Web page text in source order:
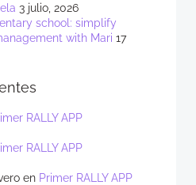
3 julio, 2026
school: simplify
with Mari 17
RALLY APP
RALLY APP
en Primer RALLY APP